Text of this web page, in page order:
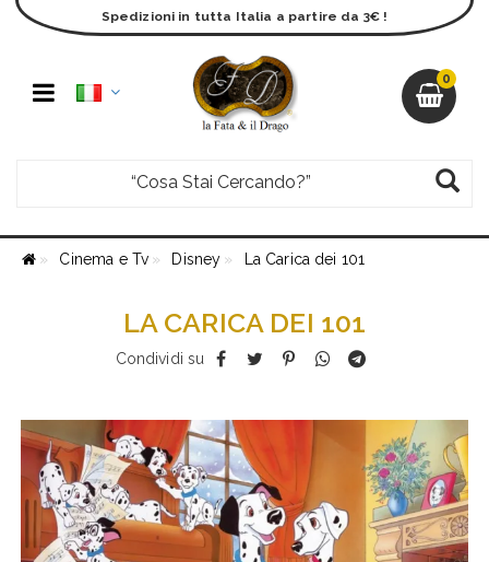
0
Spedizioni in tutta Italia a partire da 3€ !
Cinema e Tv Disney La Carica dei 101
LA CARICA DEI 101
Condividi su